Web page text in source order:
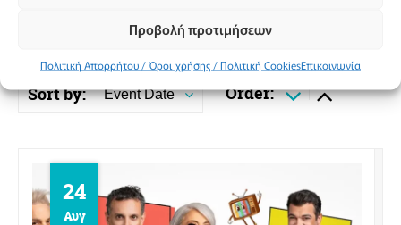
Προβολή προτιμήσεων
Πολιτική Απορρήτου / Όροι χρήσης / Πολιτική CookiesΕπικοινωνία
Showing 4 from 4 Upcoming Events
Sort by: Event Date Order:
24
Αυγ